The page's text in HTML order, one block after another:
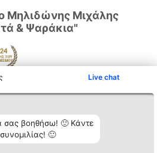
Live chat
σας βοηθήσω! 🙂 Κάντε
🙂
Μηλιδώνης Μιχάλης
& Ψαράκια"
Κατάταξη
Διακριθέντες
Επικοινωνία